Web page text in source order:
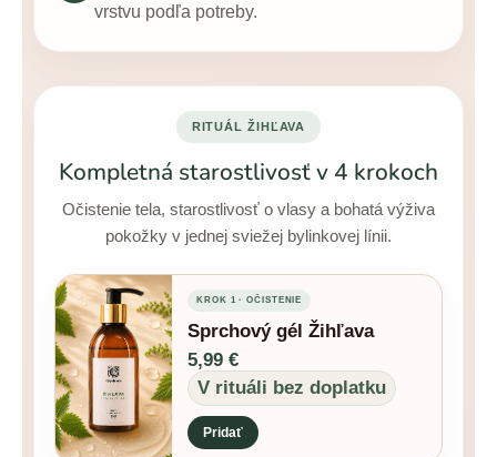
vrstvu podľa potreby.
RITUÁL ŽIHĽAVA
Kompletná starostlivosť v 4 krokoch
Očistenie tela, starostlivosť o vlasy a bohatá výživa
pokožky v jednej sviežej bylinkovej línii.
KROK 1 · OČISTENIE
Sprchový gél Žihľava
5,99 €
V rituáli bez doplatku
Pridať